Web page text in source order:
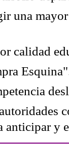
una
calidad
anticipar y